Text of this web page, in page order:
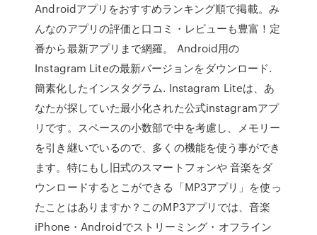
Androidアプリをおすすめランキング順で掲載。み
んなのアプリの評価と口コミ・レビューも豊富！定
番から最新アプリまで網羅。 Android用の
Instagram Liteの最新バージョンをダウンロード.
簡素化したインスタグラム. Instagram Liteは、あ
なたが探していた最小化された公式instagramアプ
リです。スペースの小数部で中を考慮し、メモリー
を引き継いでいるので、多くの機能を使う事ができ
ます。特にもし旧式のスマートフォンや 音楽をダ
ウンロードするとこができる「MP3アプリ」を使っ
たことはありますか？このMP3アプリでは、音楽
iPhone・Androidでストリーミング・オフライン